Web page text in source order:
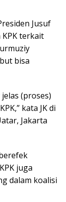
Jusuf
KPK terkait
bisa
(proses)
kata JK di
Jakarta
juga
dalam koalisi